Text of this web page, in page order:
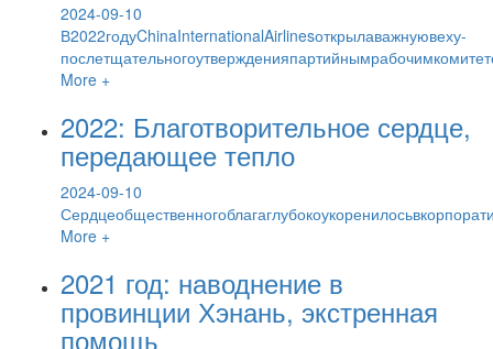
2024-09-10
В2022годуChinaInternationalAirlinesоткрылаважнуювеху-
More +
2022: Благотворительное сердце,
передающее тепло
2024-09-10
More +
2021 год: наводнение в
провинции Хэнань, экстренная
помощь